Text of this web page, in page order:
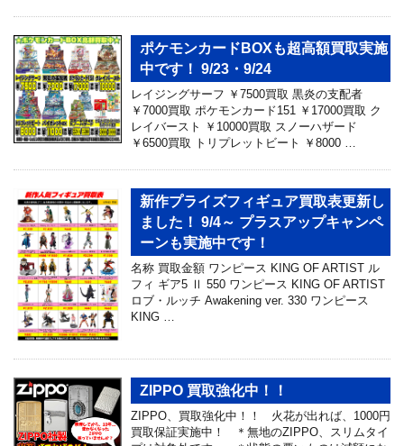
ポケモンカードBOXも超高額買取実施
中です！ 9/23・9/24
レイジングサーフ ￥7500買取 黒炎の支配者
￥7000買取 ポケモンカード151 ￥17000買取 ク
レイバースト ￥10000買取 スノーハザード
￥6500買取 トリプレットビート ￥8000 …
新作プライズフィギュア買取表更新し
ました！ 9/4～ プラスアップキャンペ
ーンも実施中です！
名称 買取金額 ワンピース KING OF ARTIST ル
フィ ギア5 Ⅱ 550 ワンピース KING OF ARTIST
ロブ・ルッチ Awakening ver. 330 ワンピース
KING …
ZIPPO 買取強化中！！
ZIPPO、買取強化中！！ 火花が出れば、1000円
買取保証実施中！ ＊無地のZIPPO、スリムタイ